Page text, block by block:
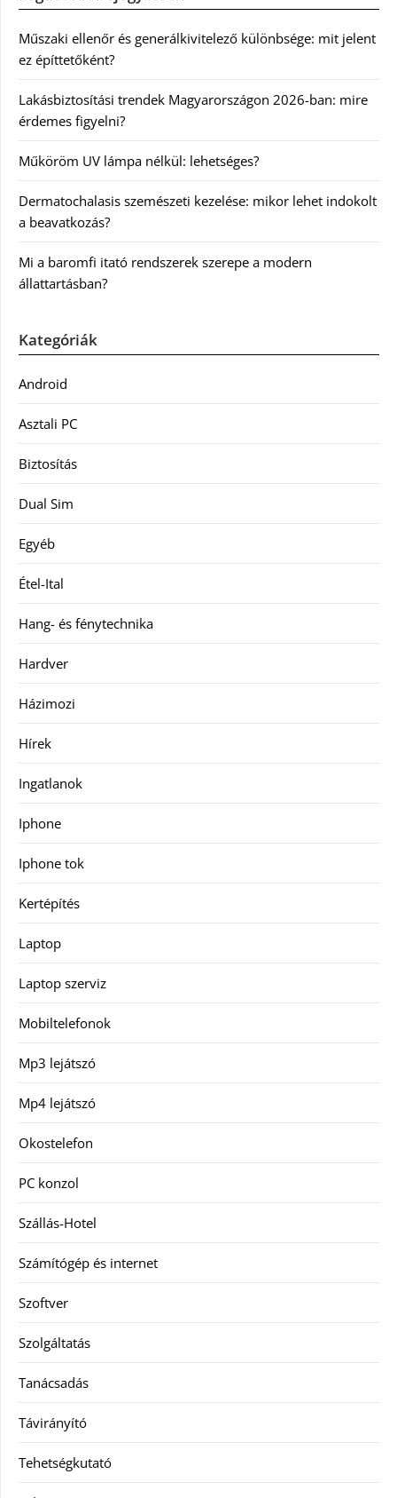
Műszaki ellenőr és generálkivitelező különbsége: mit jelent
ez építtetőként?
Lakásbiztosítási trendek Magyarországon 2026-ban: mire
érdemes figyelni?
Műköröm UV lámpa nélkül: lehetséges?
Dermatochalasis szemészeti kezelése: mikor lehet indokolt
a beavatkozás?
Mi a baromfi itató rendszerek szerepe a modern
állattartásban?
Kategóriák
Android
Asztali PC
Biztosítás
Dual Sim
Egyéb
Étel-Ital
Hang- és fénytechnika
Hardver
Házimozi
Hírek
Ingatlanok
Iphone
Iphone tok
Kertépítés
Laptop
Laptop szerviz
Mobiltelefonok
Mp3 lejátszó
Mp4 lejátszó
Okostelefon
PC konzol
Szállás-Hotel
Számítógép és internet
Szoftver
Szolgáltatás
Tanácsadás
Távirányító
Tehetségkutató